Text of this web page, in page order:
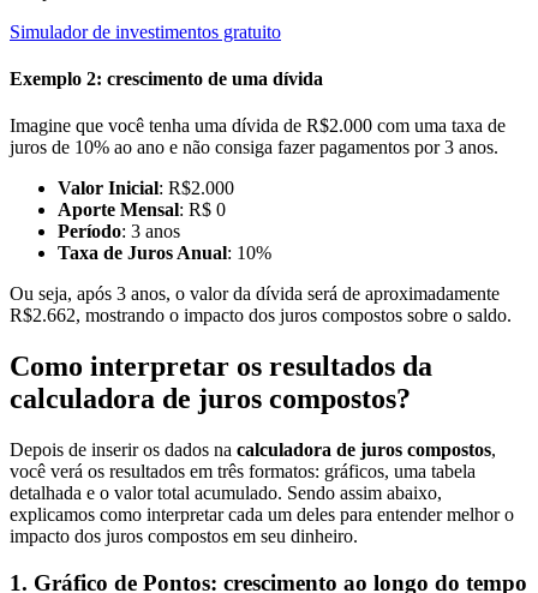
Simulador de investimentos gratuito
Exemplo 2: crescimento de uma dívida
Imagine que você tenha uma dívida de R$2.000 com uma taxa de
juros de 10% ao ano e não consiga fazer pagamentos por 3 anos.
Valor Inicial: R$2.000
Aporte Mensal: R$ 0
Período: 3 anos
Taxa de Juros Anual: 10%
Ou seja, após 3 anos, o valor da dívida será de aproximadamente
R$2.662, mostrando o impacto dos juros compostos sobre o saldo.
Como interpretar os resultados da
calculadora de juros compostos?
Depois de inserir os dados na calculadora de juros compostos,
você verá os resultados em três formatos: gráficos, uma tabela
detalhada e o valor total acumulado. Sendo assim abaixo,
explicamos como interpretar cada um deles para entender melhor o
impacto dos juros compostos em seu dinheiro.
1. Gráfico de Pontos: crescimento ao longo do tempo